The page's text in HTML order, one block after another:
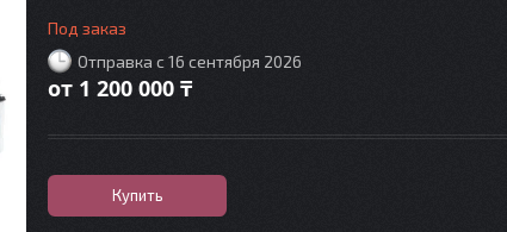
Под заказ
Отправка с 16 сентября 2026
от 1 200 000 ₸
Купить